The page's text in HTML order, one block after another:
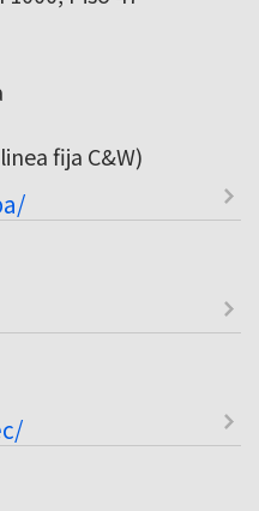
fija C&W)